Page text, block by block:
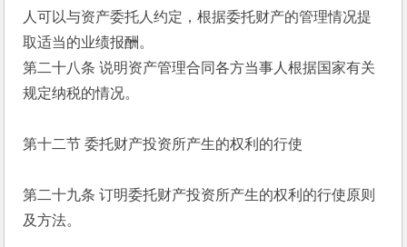
人可以与资产委托人约定，根据委托财产的管理情况提
取适当的业绩报酬。
第二十八条 说明资产管理合同各方当事人根据国家有关
规定纳税的情况。
第十二节 委托财产投资所产生的权利的行使
第二十九条 订明委托财产投资所产生的权利的行使原则
及方法。